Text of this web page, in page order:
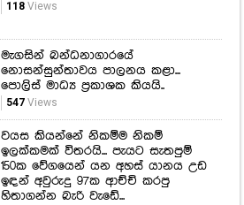
118Views
මැගසින් බන්ධනාගාරයේ
නොසන්සුන්තාවය පාලනය කළා...
පොලිස් මාධ්‍ය ප්‍රකාශක කියයි..
547Views
වයස කියන්නේ නිකම්ම නිකම්
ඉලක්කමක් විතරයි... පැයට සැතපුම්
150ක වේගයෙන් යන අහස් යානය උඩ
ඉඳන් අවුරුදු 97ක ආච්චි කරපු
හිතාගන්න බැරි වැඩේ...